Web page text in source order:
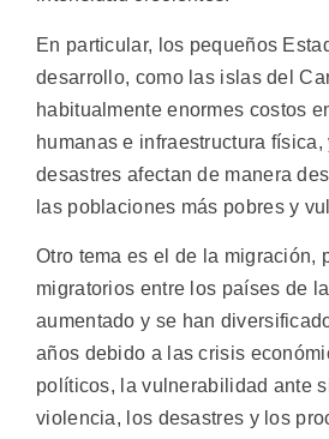
En particular, los pequeños
desarrollo, como las islas del
habitualmente enormes costos
humanas e infraestructura física,
desastres afectan de manera
las poblaciones más pobres y
Otro tema es el de la migración,
migratorios entre los países de
aumentado y se han
años debido a las crisis
políticos, la vulnerabilidad ante
violencia, los desastres y los